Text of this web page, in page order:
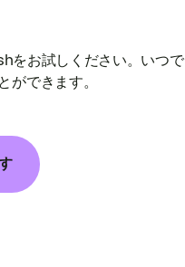
をお試しください。いつ
ができます。